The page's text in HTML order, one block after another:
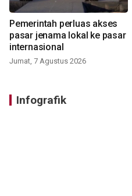
Pemerintah perluas akses
pasar jenama lokal ke pasar
internasional
Jumat, 7 Agustus 2026
Infografik